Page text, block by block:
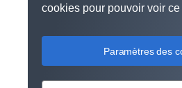
cookies pour pouvoir voir ce
Paramètres des